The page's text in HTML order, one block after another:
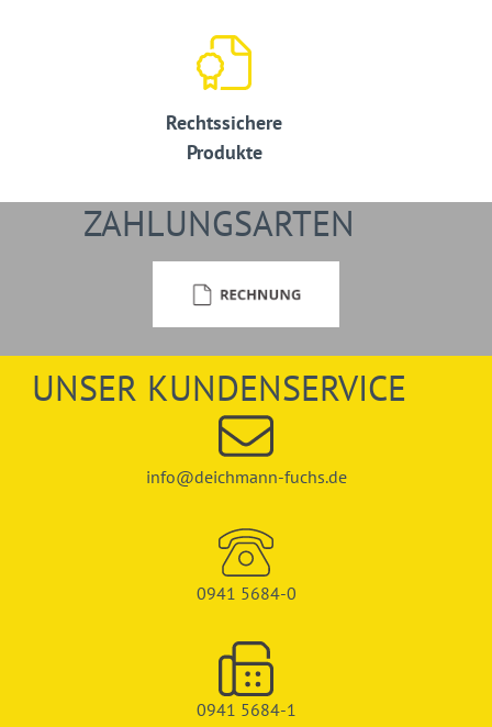
Rechtssichere
Produkte
ZAHLUNGSARTEN
UNSER KUNDENSERVICE
info@deichmann-fuchs.de
0941 5684-0
0941 5684-1